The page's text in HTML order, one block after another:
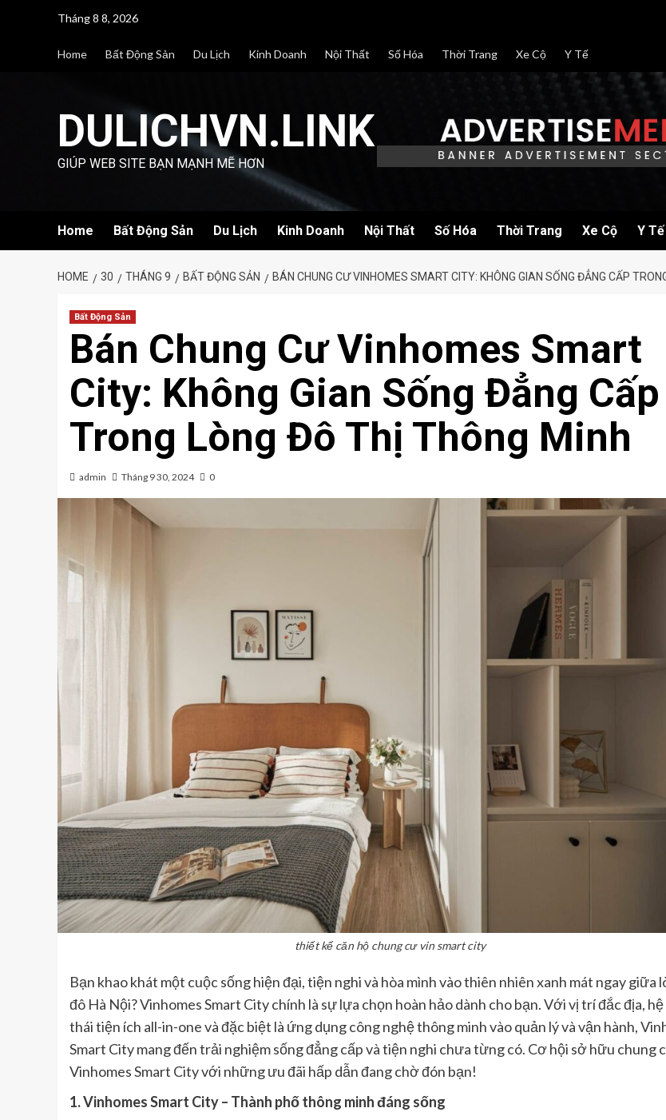
Tháng 8 8, 2026
Home Bất Động Sản Du Lịch Kinh Doanh Nội Thất Số Hóa Thời Trang Xe Cộ Y Tế
DULICHVN.LINK
GIÚP WEB SITE BẠN MẠNH MẼ HƠN
Home Bất Động Sản Du Lịch Kinh Doanh Nội Thất Số Hóa Thời Trang Xe Cộ Y Tế
HOME 30 THÁNG 9 BẤT ĐỘNG SẢN BÁN CHUNG CƯ VINHOMES SMART CITY: KHÔNG GIAN SỐNG ĐẲNG CẤP
Bất Động Sản
Bán Chung Cư Vinhomes Smart
City: Không Gian Sống Đẳng Cấp
Trong Lòng Đô Thị Thông Minh
admin Tháng 9 30, 2024 0
thiết kế căn hộ chung cư vin smart city
Bạn khao khát một cuộc sống hiện đại, tiện nghi và hòa mình vào thiên nhiên xanh mát ngay giữa
đô Hà Nội? Vinhomes Smart City chính là sự lựa chọn hoàn hảo dành cho bạn. Với vị trí đắc địa, hệ
thái tiện ích all-in-one và đặc biệt là ứng dụng công nghệ thông minh vào quản lý và vận hành,
Smart City mang đến trải nghiệm sống đẳng cấp và tiện nghi chưa từng có. Cơ hội sở hữu chung
Vinhomes Smart City với những ưu đãi hấp dẫn đang chờ đón bạn!
1. Vinhomes Smart City – Thành phố thông minh đáng sống